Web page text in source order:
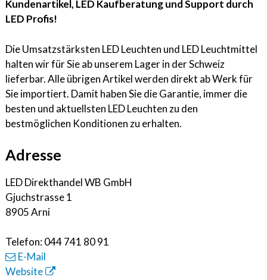
Kundenartikel, LED Kaufberatung und Support durch
LED Profis!
Die Umsatzstärksten LED Leuchten und LED Leuchtmittel
halten wir für Sie ab unserem Lager in der Schweiz
lieferbar. Alle übrigen Artikel werden direkt ab Werk für
Sie importiert. Damit haben Sie die Garantie, immer die
besten und aktuellsten LED Leuchten zu den
bestmöglichen Konditionen zu erhalten.
Adresse
LED Direkthandel WB GmbH
Gjuchstrasse 1
8905 Arni
Telefon:044 741 80 91
E-Mail
Website